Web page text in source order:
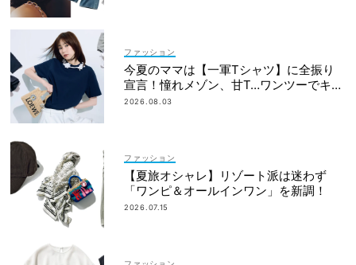
ファッション
今夏のママは【一軍Tシャツ】に全振り
宣言！憧れメゾン、甘T…ワンツーでキマ
るものだけ
2026.08.03
ファッション
【夏旅オシャレ】リゾート派は迷わず
「ワンピ＆オールインワン」を新調！
2026.07.15